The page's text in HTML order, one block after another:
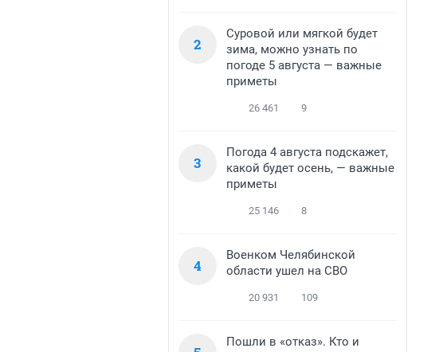
2
Суровой или мягкой будет
зима, можно узнать по
погоде 5 августа — важные
приметы
26 461 9
3
Погода 4 августа подскажет,
какой будет осень, — важные
приметы
25 146 8
4
Военком Челябинской
области ушел на СВО
20 931 109
Пошли в «отказ». Кто и